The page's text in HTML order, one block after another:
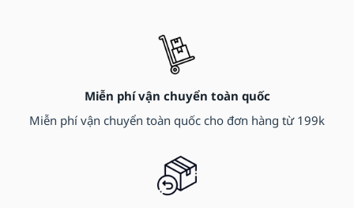
Miễn phí vận chuyển toàn quốc
Miễn phí vận chuyển toàn quốc cho đơn hàng từ 199k